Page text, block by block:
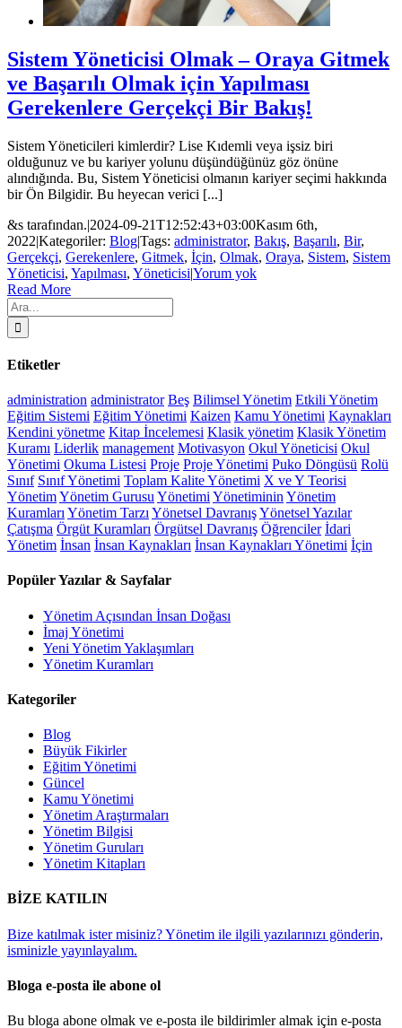
Sistem Yöneticisi Olmak – Oraya Gitmek
ve Başarılı Olmak için Yapılması
Gerekenlere Gerçekçi Bir Bakış!
Sistem Yöneticileri kimlerdir? Lise Kıdemli veya işsiz biri
olduğunuz ve bu kariyer yolunu düşündüğünüz göz önüne
alındığında. Bu, Sistem Yöneticisi olmanın kariyer seçimi hakkında
bir Ön Bilgidir. Bu heyecan verici [...]
&s tarafından.|2024-09-21T12:52:43+03:00Kasım 6th,
2022|Kategoriler: Blog|Tags: administrator, Bakış, Başarılı, Bir,
Gerçekçi, Gerekenlere, Gitmek, İçin, Olmak, Oraya, Sistem, Sistem
Yöneticisi, Yapılması, Yöneticisi|Yorum yok
Read More
Ara:
Etiketler
administration administrator Beş Bilimsel Yönetim Etkili Yönetim
Eğitim Sistemi Eğitim Yönetimi Kaizen Kamu Yönetimi Kaynakları
Kendini yönetme Kitap İncelemesi Klasik yönetim Klasik Yönetim
Kuramı Liderlik management Motivasyon Okul Yöneticisi Okul
Yönetimi Okuma Listesi Proje Proje Yönetimi Puko Döngüsü Rolü
Sınıf Sınıf Yönetimi Toplam Kalite Yönetimi X ve Y Teorisi
YönetimYönetim Gurusu Yönetimi Yönetiminin Yönetim
Kuramları Yönetim Tarzı Yönetsel DavranışYönetsel Yazılar
Çatışma Örgüt Kuramları Örgütsel Davranış Öğrenciler İdari
Yönetim İnsan İnsan Kaynakları İnsan Kaynakları Yönetimi İçin
Popüler Yazılar & Sayfalar
Yönetim Açısından İnsan Doğası
İmaj Yönetimi
Yeni Yönetim Yaklaşımları
Yönetim Kuramları
Kategoriler
Blog
Büyük Fikirler
Eğitim Yönetimi
Güncel
Kamu Yönetimi
Yönetim Araştırmaları
Yönetim Bilgisi
Yönetim Guruları
Yönetim Kitapları
BİZE KATILIN
Bize katılmak ister misiniz? Yönetim ile ilgili yazılarınızı gönderin,
isminizle yayınlayalım.
Bloga e-posta ile abone ol
Bu bloga abone olmak ve e-posta ile bildirimler almak için e-posta